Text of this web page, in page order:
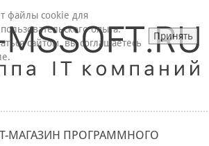
МАГАЗИН ПРОГРАММНОГО
файлы cookie для
опыта.
сайтом, вы соглашаетесь
Принять